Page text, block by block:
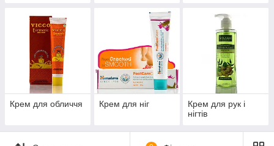
Крем для обличчя Крем для ніг
Крем для рук і
нігтів